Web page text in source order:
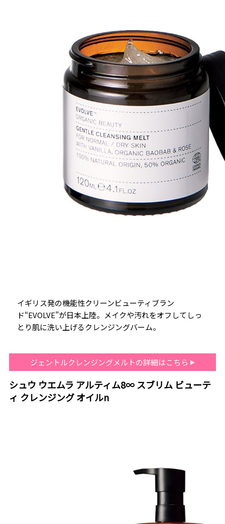
イギリス発の機能性クリーンビューティブラン
ド“EVOLVE”が日本上陸。メイクや汚れをオフしてしっ
とり肌に洗い上げるクレンジングバーム。
ジェントルクレンジングメルトの詳細はこちら
シュウ ウエムラ アルティム8∞ スブリム ビューテ
ィ クレンジング オイルn